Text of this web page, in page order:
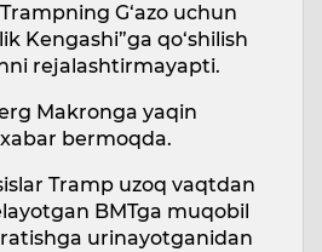
G‘azo uchun
Kengashi”ga qo‘shilish
rejalashtirmayapti.
Makronga yaqin
bermoqda.
Tramp uzoq vaqtdan
BMTga muqobil
urinayotganidan